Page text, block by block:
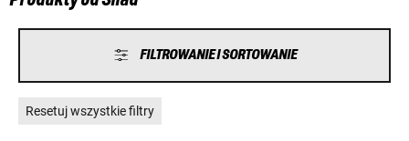
FILTROWANIE I SORTOWANIE
Resetuj wszystkie filtry